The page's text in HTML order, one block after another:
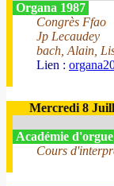
Organa 1987
Congrès Ffao
Jp Lecaudey
bach, Alain,
Lien :
Mercredi 8
Académie d'orgue
Cours